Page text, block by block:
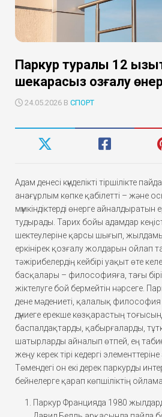
Паркур туралы 12
шекарасыз қозғалу
24.05.2026 В СПОРТ
Адам денесі күнделікті тіршілікте
анағұрлым көпке қабілетті – және
мүмкіндіктерді өнерге айналдыратын
тудырады. Тарих бойы адамдар
шектеулеріне қарсы шығып,
еркінірек қозғалу жолдарын ойлап
тәжірибелердің кейбірі уақыт өте
басқалары – философияға, тағы
жіктелуге бой бермейтін нәрсеге.
дене мәдениеті, қалалық
дүниеге ерекше көзқарастың
баспалдақтарды, қабырғаларды,
шатырларды айналып өтпей, ең
жеңу керек тірі кедергі
Төмендегі он екі дерек паркурды
бейнелерге қарап көпшіліктің
Паркур Францияда 1980